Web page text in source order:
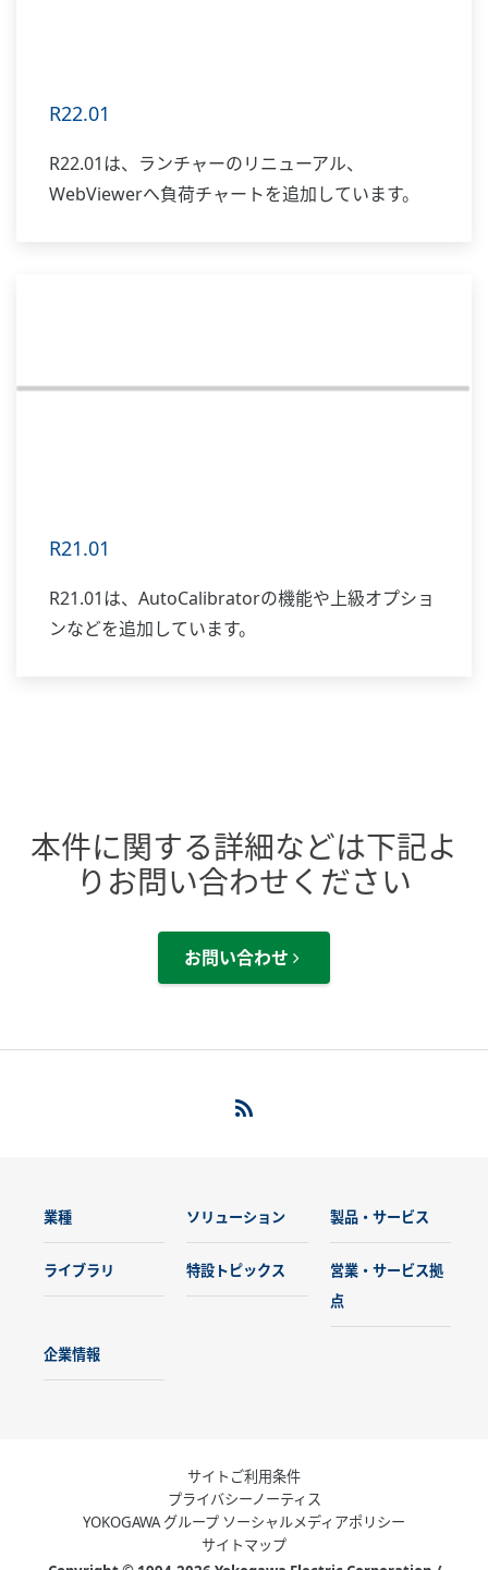
R22.01
R22.01は、ランチャーのリニューアル、
WebViewerへ負荷チャートを追加しています。
R21.01
R21.01は、AutoCalibratorの機能や上級オプショ
ンなどを追加しています。
本件に関する詳細などは下記よ
りお問い合わせください
お問い合わせ
業種 ソリューション 製品・サービス
ライブラリ 特設トピックス
営業・サービス拠
点
企業情報
サイトご利用条件
プライバシーノーティス
YOKOGAWA グループ ソーシャルメディアポリシー
サイトマップ